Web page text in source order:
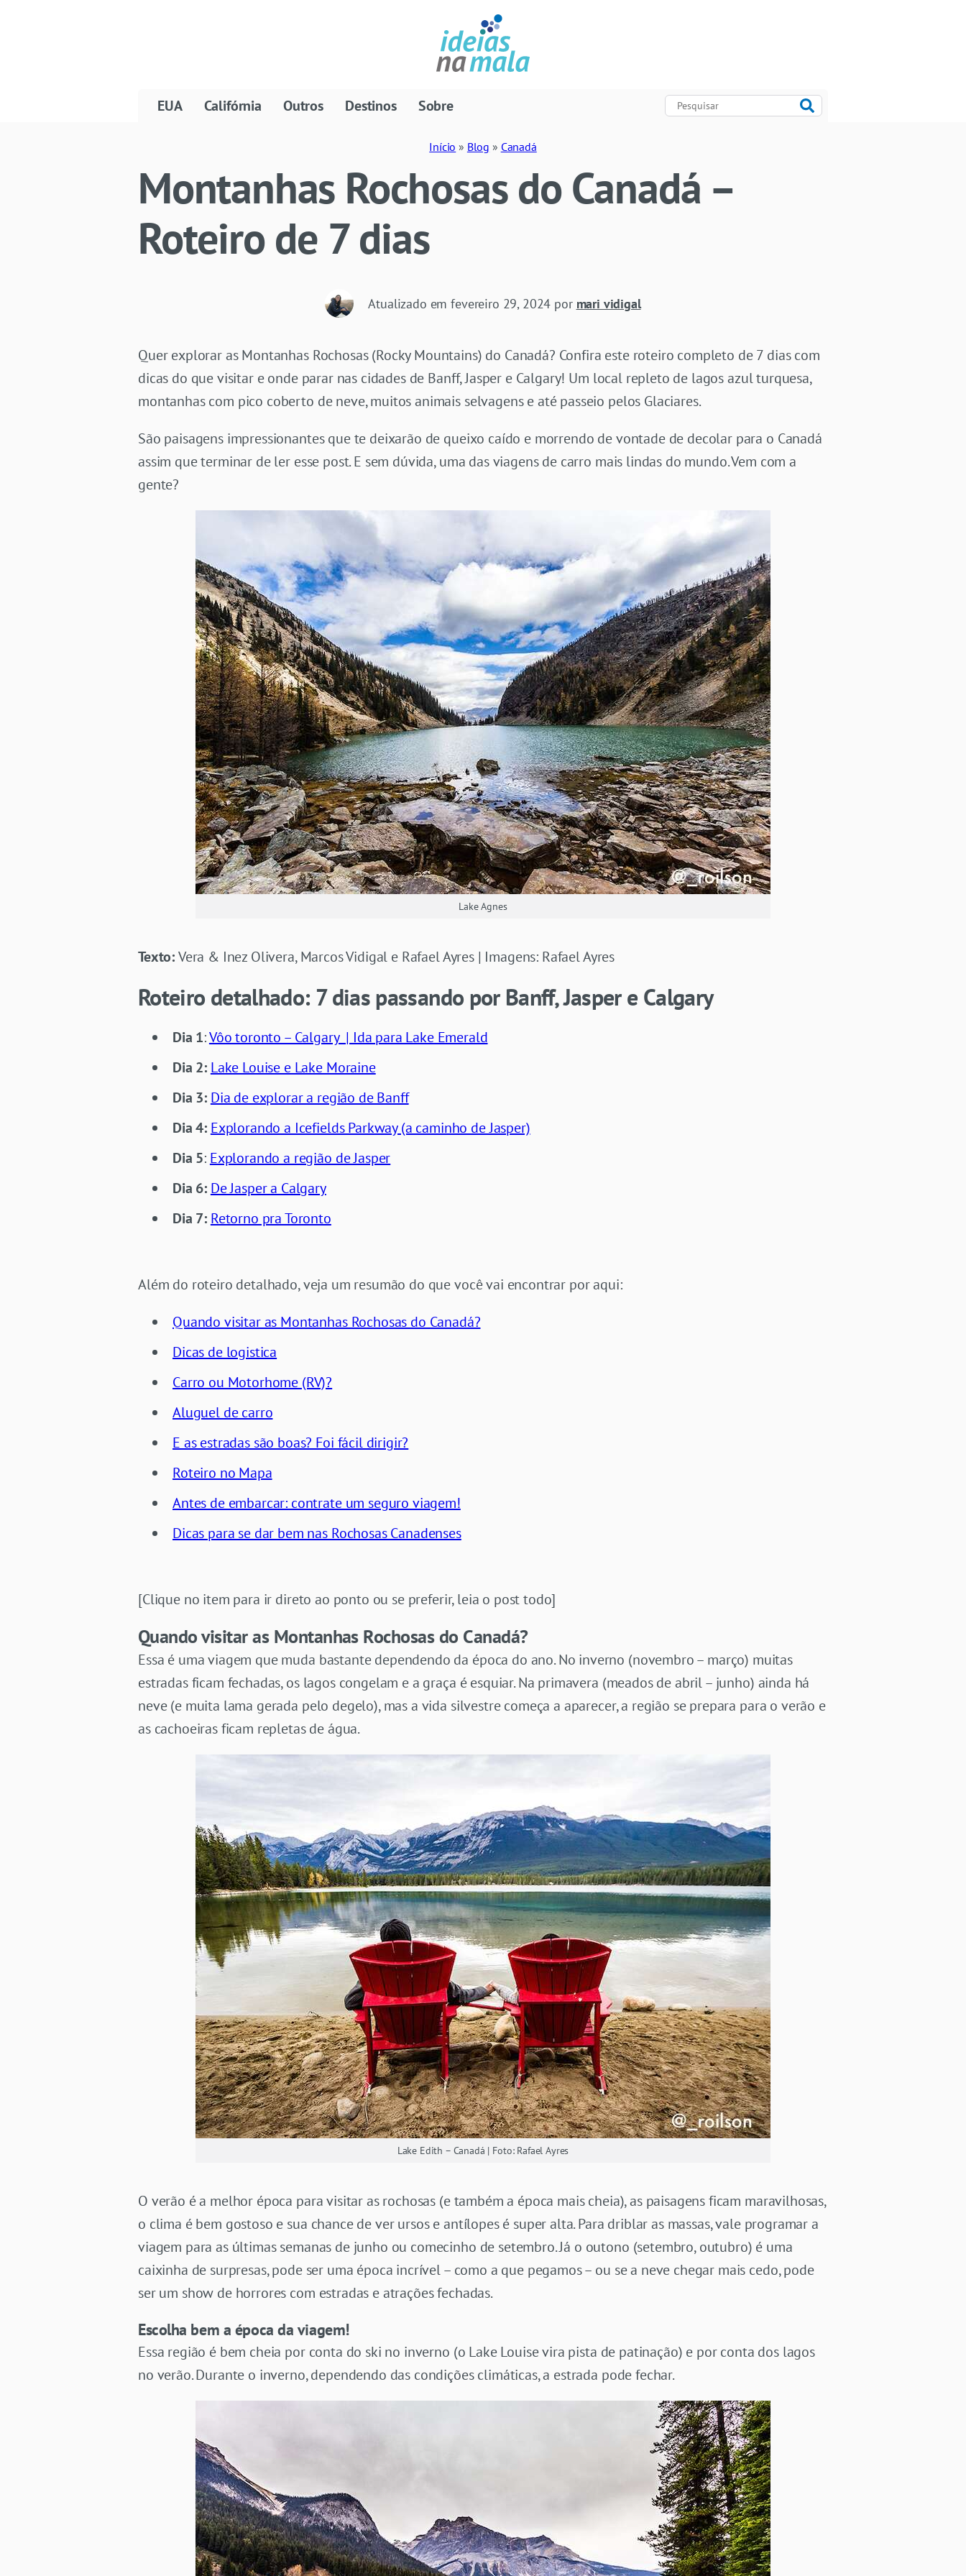
EUA Califórnia Outros Destinos Sobre
Início » Blog » Canadá
Montanhas Rochosas do Canadá –
Roteiro de 7 dias
Atualizado emfevereiro 29, 2024 por mari vidigal
Quer explorar as Montanhas Rochosas (Rocky Mountains) do Canadá? Confira este roteiro completo de 7 dias com
dicas do que visitar e onde parar nas cidades de Banff, Jasper e Calgary! Um local repleto de lagos azul turquesa,
montanhas com pico coberto de neve, muitos animais selvagens e até passeio pelos Glaciares.
São paisagens impressionantes que te deixarão de queixo caído e morrendo de vontade de decolar para o Canadá
assim que terminar de ler esse post. E sem dúvida, uma das viagens de carro mais lindas do mundo. Vem com a
gente?
Lake Agnes
Texto:Vera & Inez Olivera, Marcos Vidigal e Rafael Ayres | Imagens: Rafael Ayres
Roteiro detalhado: 7 dias passando por Banff, Jasper e Calgary
Dia 1:Vôo toronto – Calgary | Ida para Lake Emerald
Dia 2: Lake Louise e Lake Moraine
Dia 3: Dia de explorar a região de Banff
Dia 4: Explorando a Icefields Parkway (a caminho de Jasper)
Dia 5: Explorando a região de Jasper
Dia 6: De Jasper a Calgary
Dia 7: Retorno pra Toronto
Além do roteiro detalhado, veja um resumão do que você vai encontrar por aqui:
Quando visitar as Montanhas Rochosas do Canadá?
Dicas de logistica
Carro ou Motorhome (RV)?
Aluguel de carro
E as estradas são boas? Foi fácil dirigir?
Roteiro no Mapa
Antes de embarcar: contrate um seguro viagem!
Dicas para se dar bem nas Rochosas Canadenses
[Clique no item para ir direto ao ponto ou se preferir, leia o post todo]
Quando visitar as Montanhas Rochosas do Canadá?
Essa é uma viagem que muda bastante dependendo da época do ano. No inverno (novembro – março) muitas
estradas ficam fechadas, os lagos congelam e a graça é esquiar. Na primavera (meados de abril – junho) ainda há
neve (e muita lama gerada pelo degelo), mas a vida silvestre começa a aparecer, a região se prepara para o verão e
as cachoeiras ficam repletas de água.
Lake Edith – Canadá | Foto: Rafael Ayres
O verão é a melhor época para visitar as rochosas (e também a época mais cheia), as paisagens ficam maravilhosas,
o clima é bem gostoso e sua chance de ver ursos e antílopes é super alta. Para driblar as massas, vale programar a
viagem para as últimas semanas de junho ou comecinho de setembro. Já o outono (setembro, outubro) é uma
caixinha de surpresas, pode ser uma época incrível – como a que pegamos – ou se a neve chegar mais cedo, pode
ser um show de horrores com estradas e atrações fechadas.
Escolha bem a época da viagem!
Essa região é bem cheia por conta do ski no inverno (o Lake Louise vira pista de patinação) e por conta dos lagos
no verão. Durante o inverno, dependendo das condições climáticas, a estrada pode fechar.